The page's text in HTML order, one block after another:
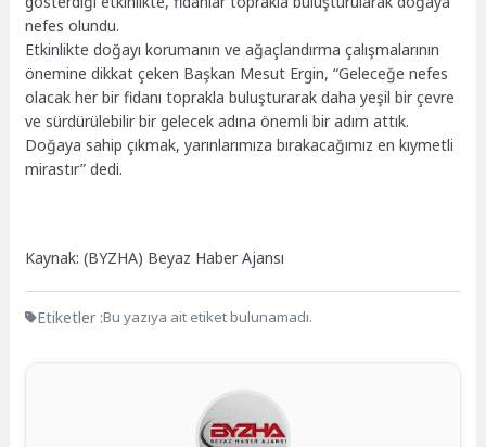
nefes olundu.
Etkinlikte doğayı korumanın ve ağaçlandırma çalışmalarının
önemine dikkat çeken Başkan Mesut Ergin, “Geleceğe nefes
olacak her bir fidanı toprakla buluşturarak daha yeşil bir çevre
ve sürdürülebilir bir gelecek adına önemli bir adım attık.
Doğaya sahip çıkmak, yarınlarımıza bırakacağımız en kıymetli
mirastır” dedi.
Kaynak: (BYZHA) Beyaz Haber Ajansı
Etiketler :Bu yazıya ait etiket bulunamadı.